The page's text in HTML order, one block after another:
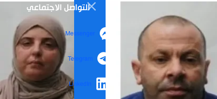
التواصل الاجتماعي
Messenger
Telegram
LinkedIn